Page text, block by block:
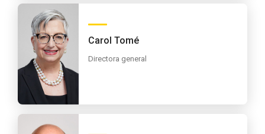
Carol Tomé
Directora general